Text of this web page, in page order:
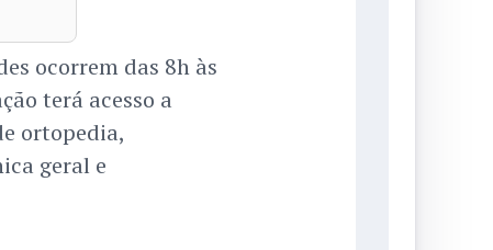
ocorrem das 8h às
terá acesso a
ortopedia,
geral e